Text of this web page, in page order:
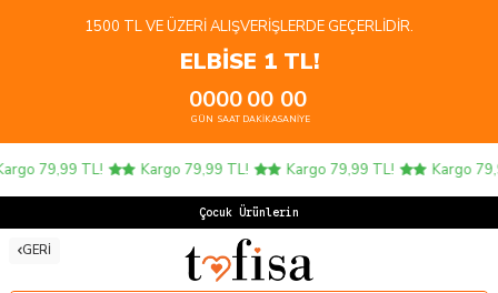
1500 TL VE ÜZERI ALIŞVERIŞLERDE GEÇERLIDIR.
ELBİSE 1 TL!
00
GÜN
00
SAAT
00
DAKIKA
00
SANIYE
79,99 TL! Kargo 79,99 TL! Kargo 79,99 TL! Kargo
Çocuk Ürünlerinde
GERI